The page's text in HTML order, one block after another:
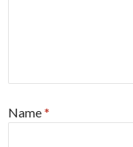
Name*